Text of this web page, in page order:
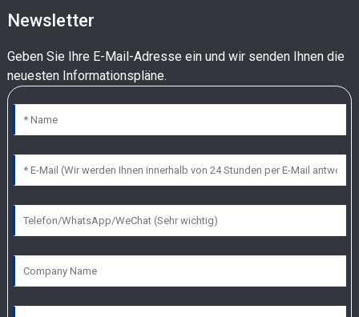
Newsletter
Geben Sie Ihre E-Mail-Adresse ein und wir senden Ihnen die
neuesten Informationspläne.